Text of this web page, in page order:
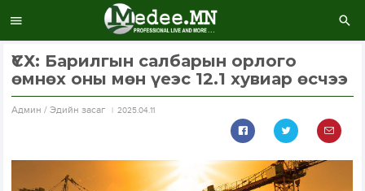
ҮСХ: Барилгын салбарын орлого
өмнөх оны мөн үеэс 12.1 хувиар өсчээ
Aдмин / Эдийн засаг 2025.04.11